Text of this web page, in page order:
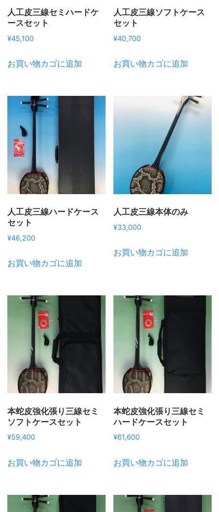
人工皮三線セミハードケ
ースセット
¥45,100
お買い物カゴに追加
人工皮三線ソフトケース
セット
¥40,700
お買い物カゴに追加
人工皮三線ハードケース
セット
¥46,200
お買い物カゴに追加
人工皮三線本体のみ
¥33,000
お買い物カゴに追加
本蛇皮強化張り三線セミ
ソフトケースセット
¥59,400
お買い物カゴに追加
本蛇皮強化張り三線セミ
ハードケースセット
¥61,600
お買い物カゴに追加